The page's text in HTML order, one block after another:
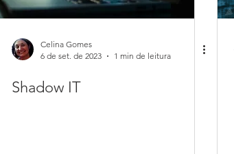
Celina Gomes
6 de set. de 2023
1 min de leitura
Shadow IT